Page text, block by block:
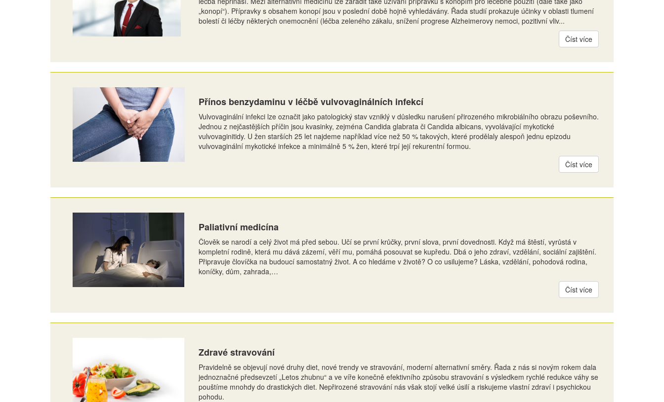
„konopí“). Přípravky s obsahem konopí jsou v poslední době hojně vyhledávány. Řada studií prokazuje účinky v oblasti tlumení
bolestí či léčby některých onemocnění (léčba zeleného zákalu, snížení progrese Alzheimerovy nemoci, pozitivní vliv...
Číst více
Přínos benzydaminu v léčbě vulvovaginálních infekcí
Vulvovaginální infekci lze označit jako patologický stav vzniklý v důsledku narušení přirozeného mikrobiálního obrazu poševního.
Jednou z nejčastějších příčin jsou kvasinky, zejména Candida glabrata či Candida albicans, vyvolávající mykotické
vulvovaginitidy. U žen starších 25 let najdeme například více než 50 % takových, které prodělaly alespoň jednu epizodu
vulvovaginální mykotické infekce a minimálně 5 % žen, které trpí její rekurentní formou.
Číst více
Paliativní medicína
Člověk se narodí a celý život má před sebou. Učí se první krůčky, první slova, první dovednosti. Když má štěstí, vyrůstá v
kompletní rodině, která mu dává zázemí, věří mu, pomáhá posouvat se kupředu. Dbá o jeho zdraví, vzdělání, sociální zajištění.
Připravuje človíčka na budoucí samostatný život. A co hledáme v životě? O co usilujeme? Láska, vzdělání, pohodová rodina,
koníčky, dům, zahrada,…
Číst více
Zdravé stravování
Pravidelně se objevují nové druhy diet, nové trendy ve stravování, moderní alternativní směry. Řada z nás si novým rokem dala
jednoznačné předsevzetí „Letos zhubnu“ a ve víře konečně efektivního způsobu stravování s výsledkem rychlé redukce váhy se
pouštíme mnohdy do drastických diet. Nepřirozené stravování nás však stojí velké úsilí a riskujeme vlastní zdraví i psychickou
pohodu.